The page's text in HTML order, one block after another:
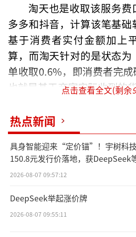
淘天也是收取该服务
多多和抖音，计算该笔基
基于消费者实付金额加上
算，而淘天针对的是状态
单收取0.6%，即消费者完成
也就是基于商家实际收到的
货退款行为，淘天不会抽取
此外，更新后的商家规
年9月1日起将正式取消天
软件服务年费），这一费用
个档次。具体而言，9月起
需要再支付年费；已经支
点击查看全文(剩余
热点新闻
具身智能迎来“定价锚”！宇树科技
150.8元发行价落地，获DeepSeek
华战配加持
2026-08-07 09:57:12
DeepSeek举起涨价牌
2026-08-07 09:55:11